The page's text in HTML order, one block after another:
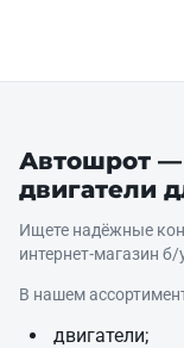
Автошрот —
двигатели
Ищете надёжные
интернет‑магазин
В нашем
двигатели;